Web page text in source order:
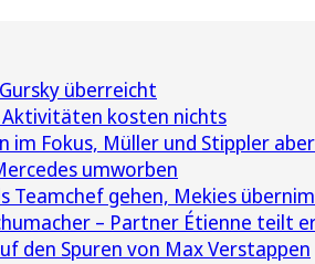
überreicht
Aktivitäten kosten nichts
im Fokus, Müller und Stippler
umworben
Teamchef gehen, Mekies
– Partner Étienne teilt
den Spuren von Max Verstappen